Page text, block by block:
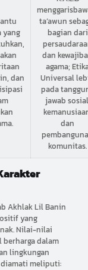
yang
dan
ta’awun
bagian dari
dan
agama;
Universal
pada
jawab
dan
komunitas.
Akhlak Lil Banin
yang
Nilai-nilai
dalam
lingkungan
meliputi: